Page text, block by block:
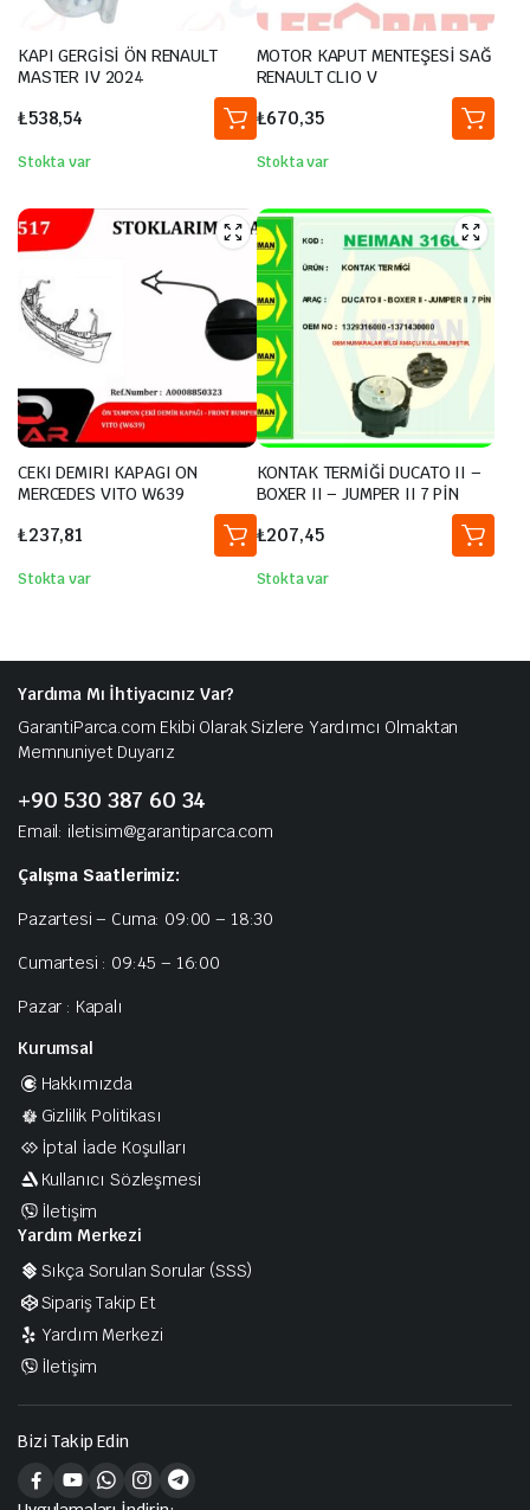
KAPI GERGİSİ ÖN RENAULT
MASTER IV 2024
₺538,54
Stokta var
MOTOR KAPUT MENTEŞESİ SAĞ
RENAULT CLIO V
₺670,35
Stokta var
CEKI DEMIRI KAPAGI ON
MERCEDES VITO W639
₺237,81
Stokta var
KONTAK TERMİĞİ DUCATO II –
BOXER II – JUMPER II 7 PİN
₺207,45
Stokta var
Yardıma Mı İhtiyacınız Var?
GarantiParca.com Ekibi Olarak Sizlere Yardımcı Olmaktan
Memnuniyet Duyarız
+90 530 387 60 34
Email: iletisim@garantiparca.com
Çalışma Saatlerimiz:
Pazartesi – Cuma: 09:00 – 18:30
Cumartesi : 09:45 – 16:00
Pazar : Kapalı
Kurumsal
Hakkımızda
Gizlilik Politikası
İptal İade Koşulları
Kullanıcı Sözleşmesi
İletişim
Yardım Merkezi
Sıkça Sorulan Sorular (SSS)
Sipariş Takip Et
Yardım Merkezi
İletişim
Bizi Takip Edin